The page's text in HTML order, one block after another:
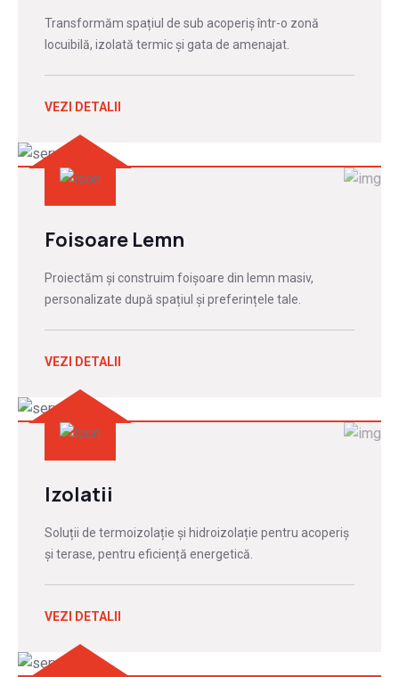
Transformăm spațiul de sub acoperiș într-o zonă
locuibilă, izolată termic și gata de amenajat.
VEZI DETALII
Foisoare Lemn
Proiectăm și construim foișoare din lemn masiv,
personalizate după spațiul și preferințele tale.
VEZI DETALII
Izolatii
Soluții de termoizolație și hidroizolație pentru acoperiș
și terase, pentru eficiență energetică.
VEZI DETALII